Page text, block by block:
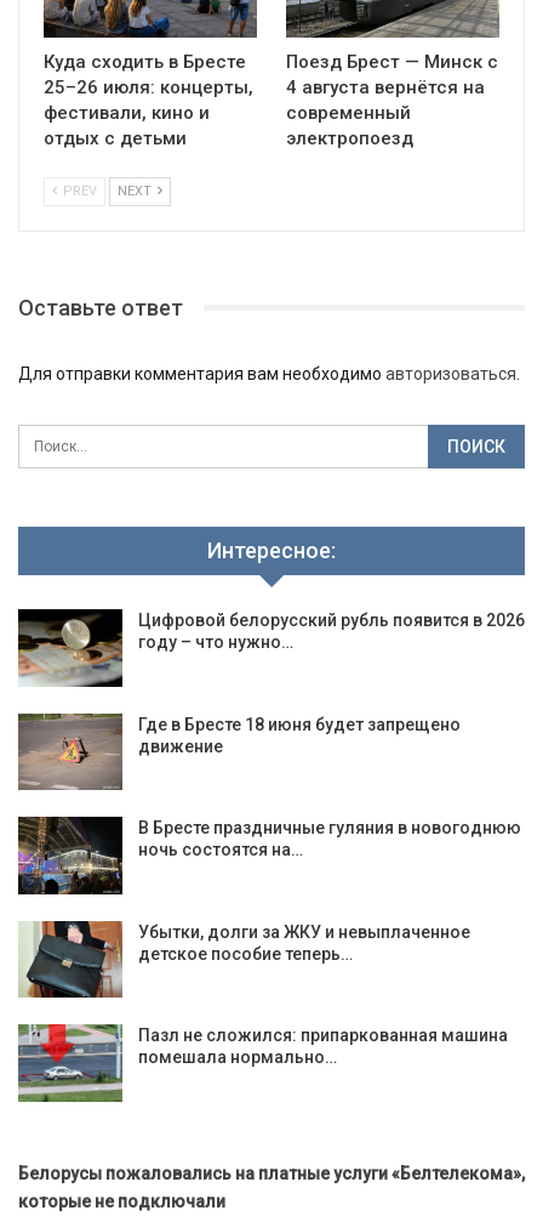
Куда сходить в Бресте
25–26 июля: концерты,
фестивали, кино и
отдых с детьми
Поезд Брест — Минск с
4 августа вернётся на
современный
электропоезд
PREV NEXT
Оставьте ответ
Для отправки комментария вам необходимо авторизоваться
Интересное:
Цифровой белорусский рубль появится в 2026
году – что нужно…
Где в Бресте 18 июня будет запрещено
движение
В Бресте праздничные гуляния в новогоднюю
ночь состоятся на…
Убытки, долги за ЖКУ и невыплаченное
детское пособие теперь…
Пазл не сложился: припаркованная машина
помешала нормально…
Белорусы пожаловались на платные услуги «Белтелекома»,
которые не подключали